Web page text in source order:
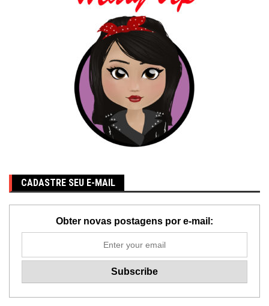
CADASTRE SEU E-MAIL
Obter novas postagens por e-mail: